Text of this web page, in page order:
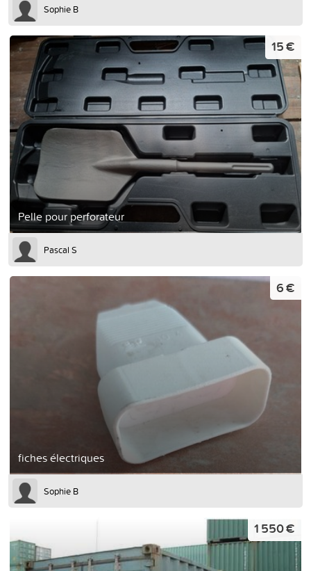
Sophie B
Pelle pour perforateur
15 €
Pascal S
fiches électriques
6 €
Sophie B
1 550 €